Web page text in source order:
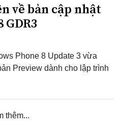
về bản cập nhật
Phone 8 Update 3 vừa
Preview dành cho lập trình
thêm...